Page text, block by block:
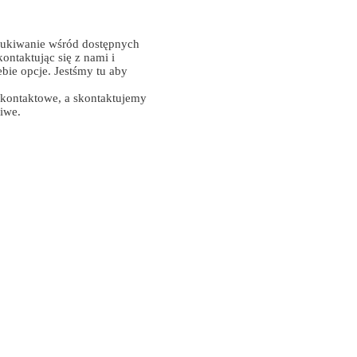
wśród dostępnych
się z nami i
opcje. Jestśmy tu aby
a skontaktujemy